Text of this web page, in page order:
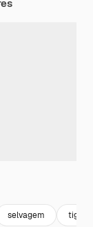
selvagem tigre